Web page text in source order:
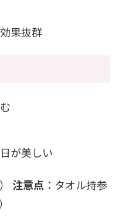
果抜群
が美しい
注意点 ：タオル持参